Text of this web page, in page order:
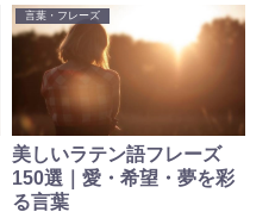
前」を120個厳選しました。花や
星、風、魔法などのイメージから
生まれた名前には、それぞれ意味
や背景が込められており、あな...
言葉・フレーズ
美しいラテン語フレーズ
150選｜愛・希望・夢を彩
る言葉